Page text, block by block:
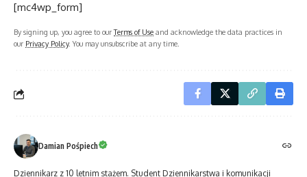
[mc4wp_form]
By signing up, you agree to ourTerms of Use and acknowledge the data practices in
our Privacy Policy. You may unsubscribe at any time.
Damian Pośpiech
Dziennikarz z 10 letnim stażem. Student Dziennikarstwa i komunikacji